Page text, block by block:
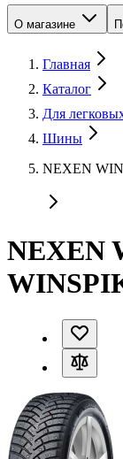
О магазине
Главная
Каталог
Для
Шины
NEXEN
NEXEN